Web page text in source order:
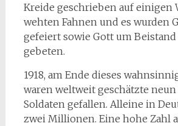
Kreide geschrieben auf einigen
wehten Fahnen und es wurden
gefeiert sowie Gott um
gebeten.
1918, am Ende dieses
waren weltweit geschätzte
Soldaten gefallen. Alleine in
zwei Millionen. Eine hohe Zahl